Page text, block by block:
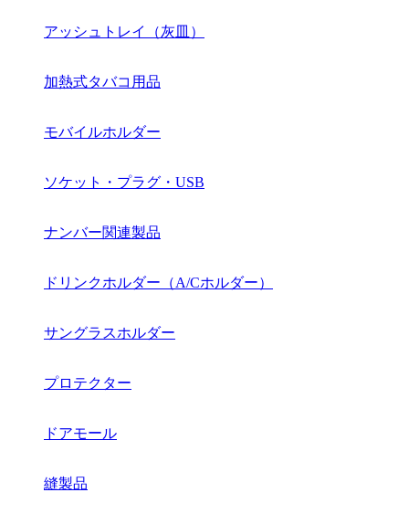
アッシュトレイ（灰皿）
加熱式タバコ用品
モバイルホルダー
ソケット・プラグ・USB
ナンバー関連製品
ドリンクホルダー（A/Cホルダー）
サングラスホルダー
プロテクター
ドアモール
縫製品